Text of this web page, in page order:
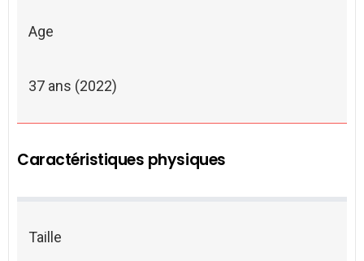
Age
37 ans (2022)
Caractéristiques physiques
Taille